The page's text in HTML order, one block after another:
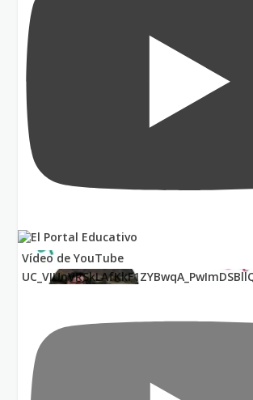
Vídeo de YouTube